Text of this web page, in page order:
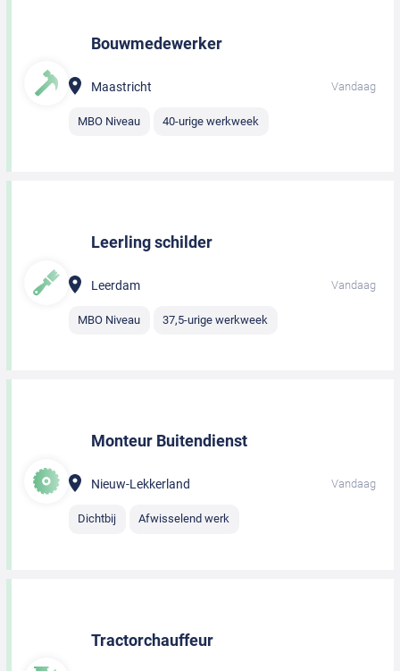
Bouwmedewerker
Maastricht Vandaag
MBO Niveau 40-urige werkweek
Leerling schilder
Leerdam Vandaag
MBO Niveau 37,5-urige werkweek
Monteur Buitendienst
Nieuw-Lekkerland Vandaag
Dichtbij Afwisselend werk
Tractorchauffeur